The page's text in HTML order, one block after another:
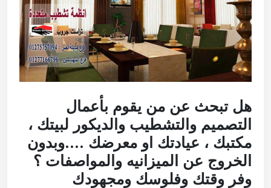
هل تبحث عن من يقوم بأعمال
التصميم والتشطيب والديكور لبيتك ،
مكتبك ، عيادتك او معرضك ….وبدون
الخروج عن الميزانيه والمواصفات ؟
وفر وقتك وفلوسك ومجهودك